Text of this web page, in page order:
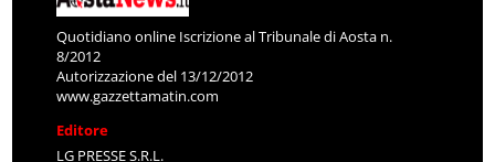
Quotidiano online Iscrizione al Tribunale di Aosta n.
8/2012
Autorizzazione del 13/12/2012
www.gazzettamatin.com
Editore
LG PRESSE S.R.L.
via Festaz, 52 11100 AOSTA